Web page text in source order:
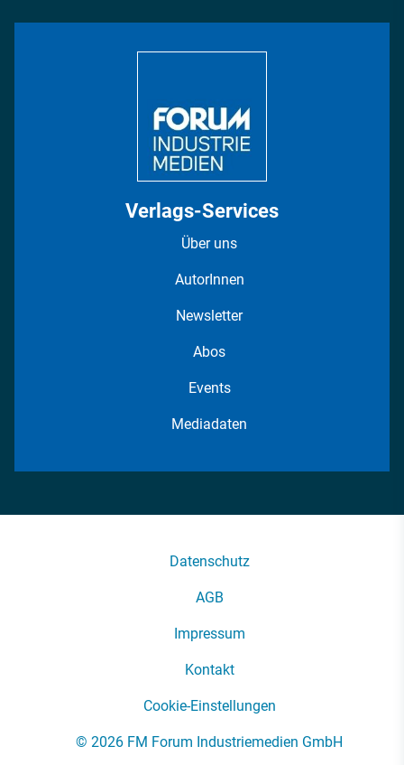
Verlags-Services
Über uns
AutorInnen
Newsletter
Abos
Events
Mediadaten
Datenschutz
AGB
Impressum
Kontakt
Cookie-Einstellungen
© 2026 FM Forum Industriemedien GmbH